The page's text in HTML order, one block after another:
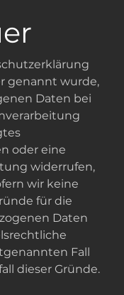
genannt wurde,
Daten bei
oder eine
widerrufen,
wir keine
für die
Daten
Fall
dieser Gründe.